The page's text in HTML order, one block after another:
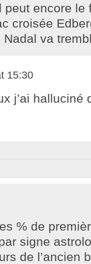
peut encore le
croisée
va
15:30
j’ai halluciné
% de
signe
de l’ancien